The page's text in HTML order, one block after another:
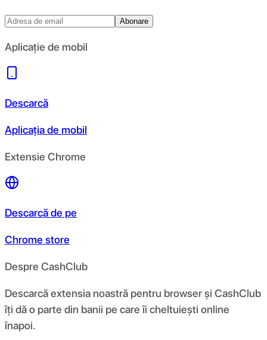
Abonare
Aplicație de mobil
Descarcă
Aplicația de mobil
Extensie Chrome
Descarcă de pe
Chrome store
Despre CashClub
Descarcă extensia noastră pentru browser și CashClub
îți dă o parte din banii pe care îi cheltuiești online
înapoi.